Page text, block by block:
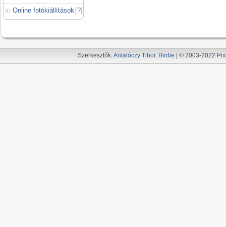
Online fotókiállítások [?]
Szerkesztők:Antalóczy Tibor, Birdie | © 2003-2022